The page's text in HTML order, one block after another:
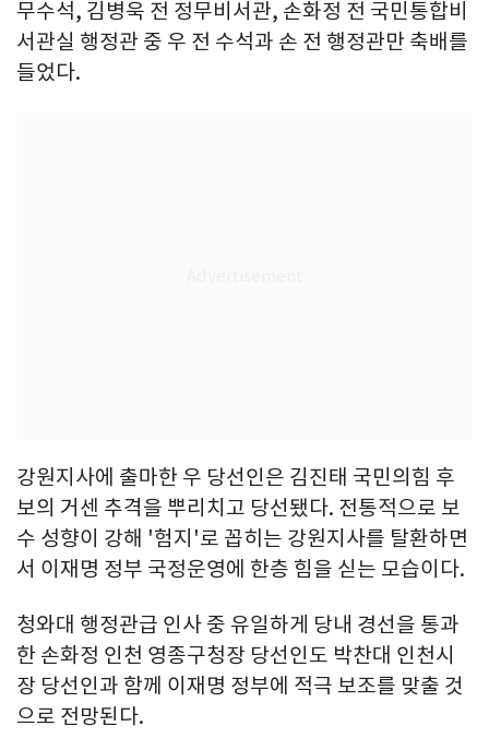
무수석, 김병욱 전 정무비서관, 손화정 전 국민통합비
서관실 행정관 중 우 전 수석과 손 전 행정관만 축배를
들었다.
강원지사에 출마한 우 당선인은 김진태 국민의힘 후
보의 거센 추격을 뿌리치고 당선됐다. 전통적으로 보
수 성향이 강해 '험지'로 꼽히는 강원지사를 탈환하면
서 이재명 정부 국정운영에 한층 힘을 싣는 모습이다.
청와대 행정관급 인사 중 유일하게 당내 경선을 통과
한 손화정 인천 영종구청장 당선인도 박찬대 인천시
장 당선인과 함께 이재명 정부에 적극 보조를 맞출 것
으로 전망된다.